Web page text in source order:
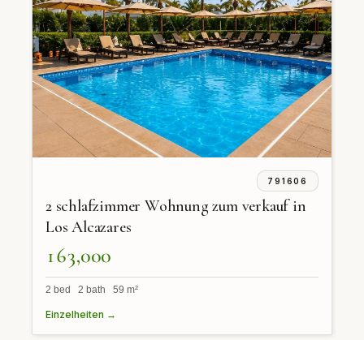
791606
2 schlafzimmer Wohnung zum verkauf in
Los Alcazares
163,000
2 bed 2 bath 59 m²
Einzelheiten →